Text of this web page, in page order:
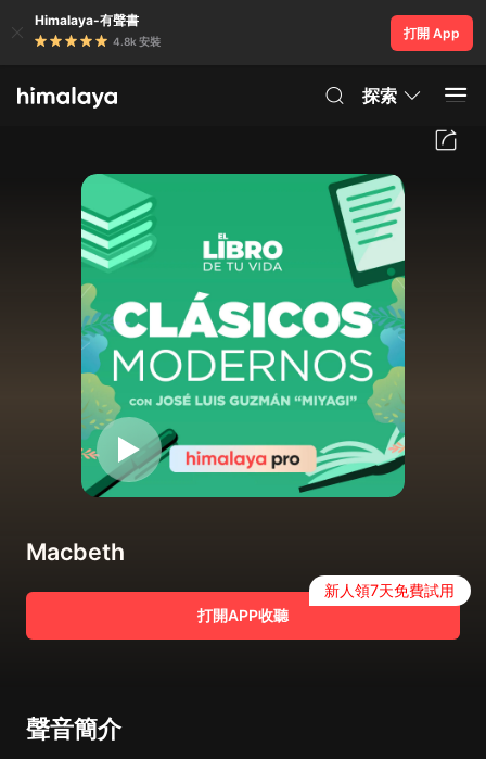
Himalaya-有聲書
4.8k 安裝
打開 App
探索
Macbeth
打開APP收聽
新人領7天免費試用
聲音簡介